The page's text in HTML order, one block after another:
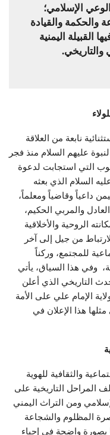
الإسلامي؛
والحكمة والقيادة
القبيلة اليمنية
والتاريخي.
نابعة من العلاقة
عليهم السلام منذ فجر
التي استجابت لدعوة
السلام الذي بعثه
داعياً وقاضياً ومعلماً،
والمربي الحكيم،
الروحية والأخلاقية
من جيل إلى آخر
للمجتمع، وركناً
وفي هذا السياق، يأتي
التاريخي الذي أعلن
الإمام علي على الأمة
هذا الإعلان في
والثقافية للهوية
المراحل التاريخية على
ومن التراث اليمني
المظلوم والشجاعة
بصورة واضحة في إحياء